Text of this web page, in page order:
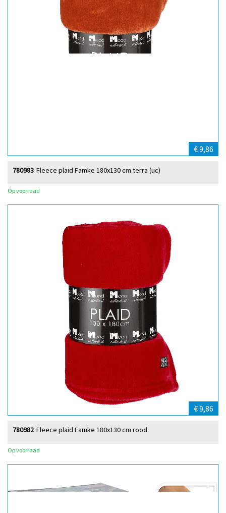
€ 9,86
Fleece plaid Famke 180x130 cm terra (uc)
780983
Op voorraad
€ 9,86
Fleece plaid Famke 180x130 cm rood
780982
Op voorraad